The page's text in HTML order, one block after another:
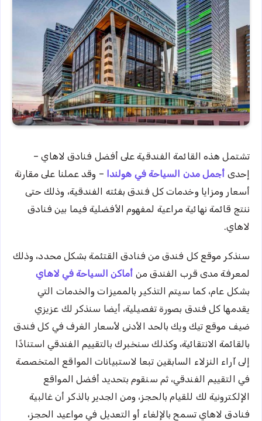
تشتمل هذه القائمة الفندقية على أفضل فنادق لاهاي –
إحدى أجمل مدن السياحة في هولندا – وقد عملنا على مقارنة
أسعار ومزايا وخدمات كل فندق بفئته الفندقية، وذلك حتى
ننتج قائمة نهائية مراعية لمفهوم الأفضلية فيما بين فنادق
لاهاي.
سنذكر موقع كل فندق من فنادق القتئمة بشكل محدد، وذلك
لمعرفة مدى قرب الفندق من أماكن السياحة في لاهاي
بشكل عام، كما سيتم التذكير بالمميزات والخدمات التي
يقدمها كل فندق بصورة تفصيلية، أيضا سنذكر لك عزيزي
ضيف موقع تيك ويك بالحد الأدنى لأسعار الغرف في كل فندق
بالقائمة الانتقائية، وكذلك سنخبرك بالتقييم الفندقي استنادًا
إلى آراء النزلاء السابقين تبعا لاستبيانات المواقع المتخصصة
في التقييم الفندقي، ثم سنقوم بتحديد أفضل المواقع
الإلكترونية لك للقيام بالحجز، ومن الجدير بالذكر أن غالبية
فنادق لاهاي تسمح بالإلغاء أو التعديل في مواعيد الحجز،